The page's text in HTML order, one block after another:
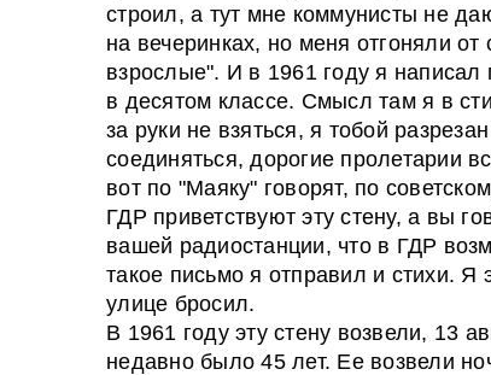
строил, а тут мне коммунисты не
на вечеринках, но меня отгоняли
взрослые". И в 1961 году я
в десятом классе. Смысл там я в
за руки не взяться, я тобой
соединяться, дорогие пролетарии
вот по "Маяку" говорят, по
ГДР приветствуют эту стену, а вы
вашей радиостанции, что в ГДР
такое письмо я отправил и стихи.
улице бросил.
В 1961 году эту стену возвели, 13
недавно было 45 лет. Ее возвели